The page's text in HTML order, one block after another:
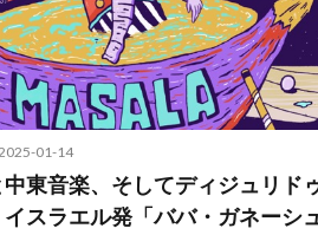
01-14
東音楽、そしてディジュリド
スラエル発「ババ・ガネーシュ